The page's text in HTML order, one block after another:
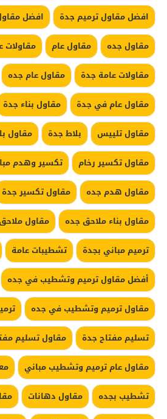
افضل مقاول ترميم جدة
افضل
مقاول جده
مقاول عام
مقاولات
مقاولات عامة جدة
مقاول عام جده
مقاول عام في جدة
مقاول بناء جدة
مقاول تلييس
بلاط جدة مقاول
مقاول تكسير رخام
تكسير وهدم
مقاول هدم جده
مقاول تكسير جدة
مقاول بناء ملاحق جده
مقاول
ترميم مباني بجدة
تشطيبات عامة
أفضل مقاول ترميم وتشطيب في جده
مقاول ترميم وتشطيب في جده
تسليم مفتاح جدة
مقاول تسليم
مقاول عام ترميم وتشطيب مباني
تشطيب بجده
مقاول دهانات